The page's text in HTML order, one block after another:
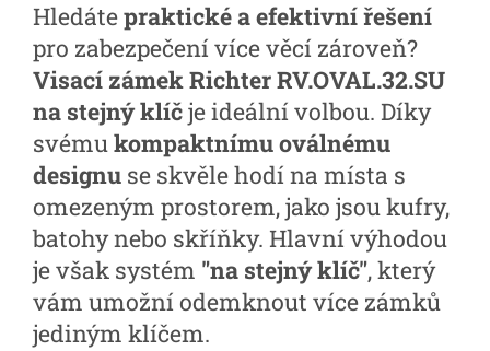
Hledátepraktické a efektivní řešení
pro zabezpečení více věcí zároveň?
Visací zámek Richter RV.OVAL.32.SU
na stejný klíčje ideální volbou. Díky
svémukompaktnímu oválnému
designu se skvěle hodí na místa s
omezeným prostorem, jako jsou kufry,
batohy nebo skříňky. Hlavní výhodou
je však systém "na stejný klíč", který
vám umožní odemknout více zámků
jediným klíčem.